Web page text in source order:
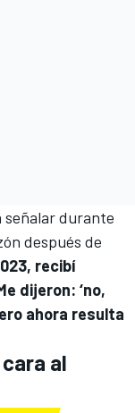
señalar durante
después de
recibí
dijeron: ‘no,
ahora resulta
al